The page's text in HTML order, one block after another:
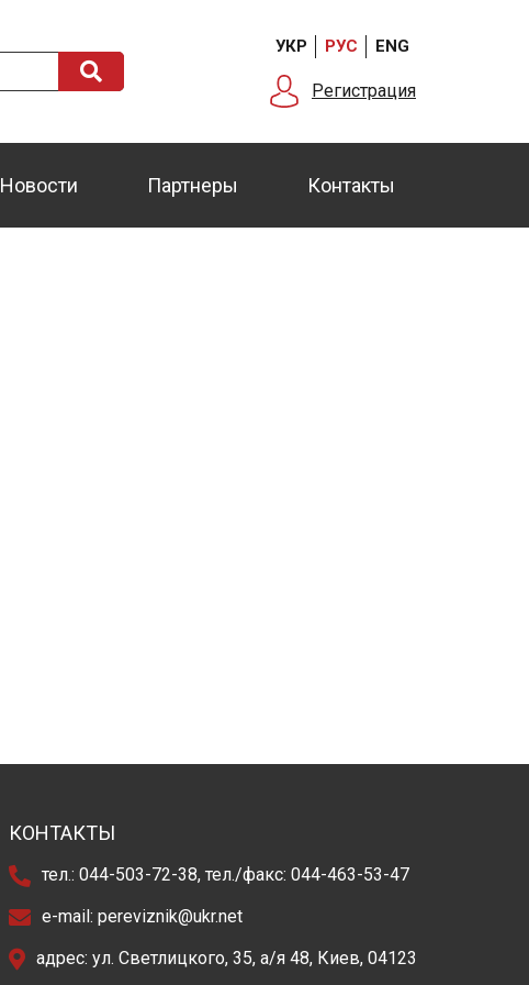
УКР РУС ENG
Регистрация
Новости Партнеры Контакты
КОНТАКТЫ
тел.: 044-503-72-38, тел./факс: 044-463-53-47
e-mail: pereviznik@ukr.net
адрес: ул. Светлицкого, 35, а/я 48, Киев, 04123